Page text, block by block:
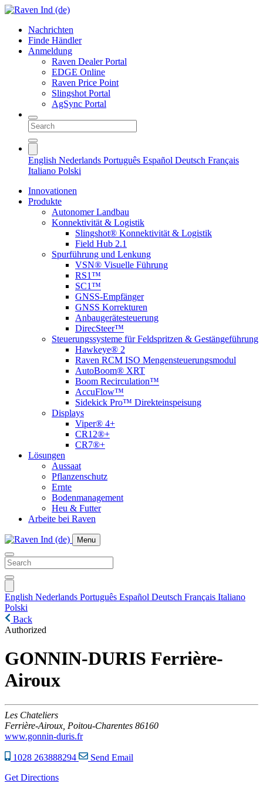
Nachrichten
Finde Händler
Anmeldung
Raven Dealer Portal
EDGE Online
Raven Price Point
Slingshot Portal
AgSync Portal
English Nederlands Português Español Deutsch Français
Italiano Polski
Innovationen
Produkte
Autonomer Landbau
Konnektivität & Logistik
Slingshot® Konnektivität & Logistik
Field Hub 2.1
Spurführung und Lenkung
VSN® Visuelle Führung
RS1™
SC1™
GNSS-Empfänger
GNSS Korrekturen
Anbaugerätesteuerung
DirecSteer™
Steuerungssysteme für Feldspritzen & Gestängeführung
Hawkeye® 2
Raven RCM ISO Mengensteuerungsmodul
AutoBoom® XRT
Boom Recirculation™
AccuFlow™
Sidekick Pro™ Direkteinspeisung
Displays
Viper® 4+
CR12®+
CR7®+
Lösungen
Aussaat
Pflanzenschutz
Ernte
Bodenmanagement
Heu & Futter
Arbeite bei Raven
Menu
English Nederlands Português Español Deutsch Français Italiano
Polski
Back
Authorized
GONNIN-DURIS Ferrière-
Airoux
Les Chateliers
Ferrière-Airoux, Poitou-Charentes 86160
www.gonnin-duris.fr
1028 263888294
Send Email
Get Directions